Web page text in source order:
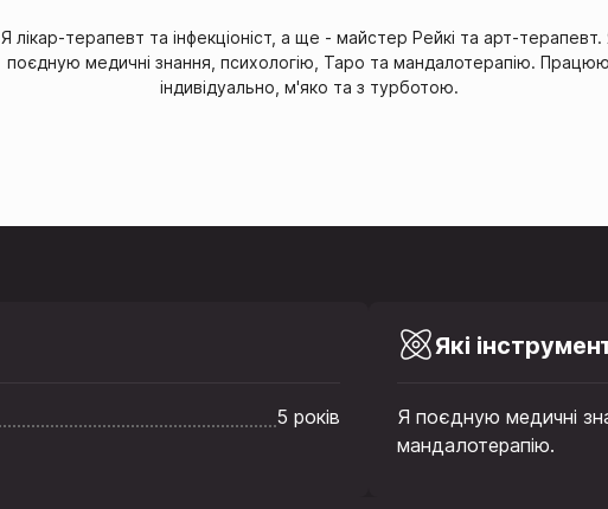
Я лікар-терапевт та інфекціоніст, а ще - майстер Рейкі та арт-терапевт.
поєдную медичні знання, психологію, Таро та мандалотерапію. Працюю
індивідуально, м'яко та з турботою.
5 років
Які
Я поєдную медичні
мандалотерапію.